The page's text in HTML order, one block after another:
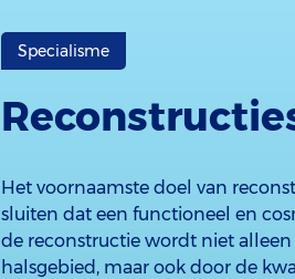
Specialisme
Het voornaamste doel van
sluiten dat een functioneel en
de reconstructie wordt niet
halsgebied, maar ook door de